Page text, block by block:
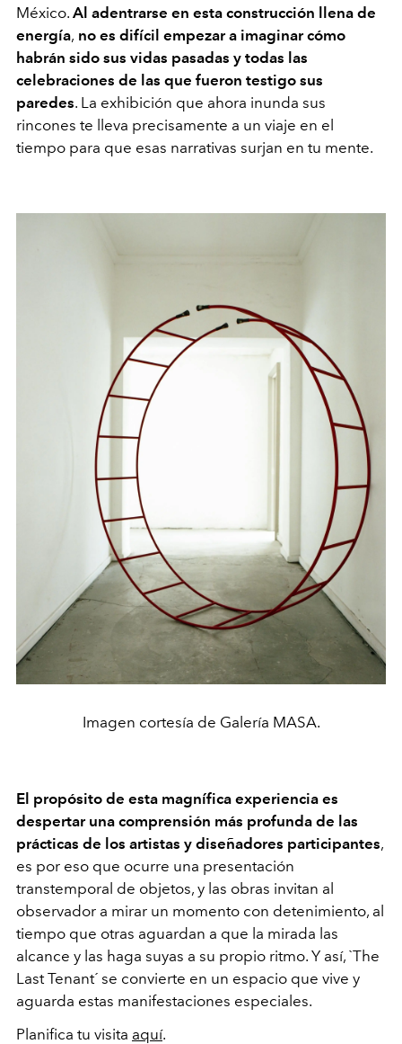
México. Al adentrarse en esta construcción llena de
energía, no es difícil empezar a imaginar cómo
habrán sido sus vidas pasadas y todas las
celebraciones de las que fueron testigo sus
paredes. La exhibición que ahora inunda sus
rincones te lleva precisamente a un viaje en el
tiempo para que esas narrativas surjan en tu mente.
Imagen cortesía de Galería MASA.
El propósito de esta magnífica experiencia es
despertar una comprensión más profunda de las
prácticas de los artistas y diseñadores participantes,
es por eso que ocurre una presentación
transtemporal de objetos, y las obras invitan al
observador a mirar un momento con detenimiento, al
tiempo que otras aguardan a que la mirada las
alcance y las haga suyas a su propio ritmo. Y así, `The
Last Tenant´ se convierte en un espacio que vive y
aguarda estas manifestaciones especiales.
Planifica tu visita aquí.